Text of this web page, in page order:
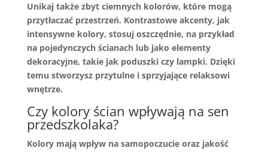
Unikaj także zbyt ciemnych kolorów, które mogą
przytłaczać przestrzeń. Kontrastowe akcenty, jak
intensywne kolory, stosuj oszczędnie, na przykład
na pojedynczych ścianach lub jako elementy
dekoracyjne, takie jak poduszki czy lampki. Dzięki
temu stworzysz przytulne i sprzyjające relaksowi
wnętrze.
Czy kolory ścian wpływają na sen
przedszkolaka?
Kolory mają wpływ na samopoczucie oraz jakość